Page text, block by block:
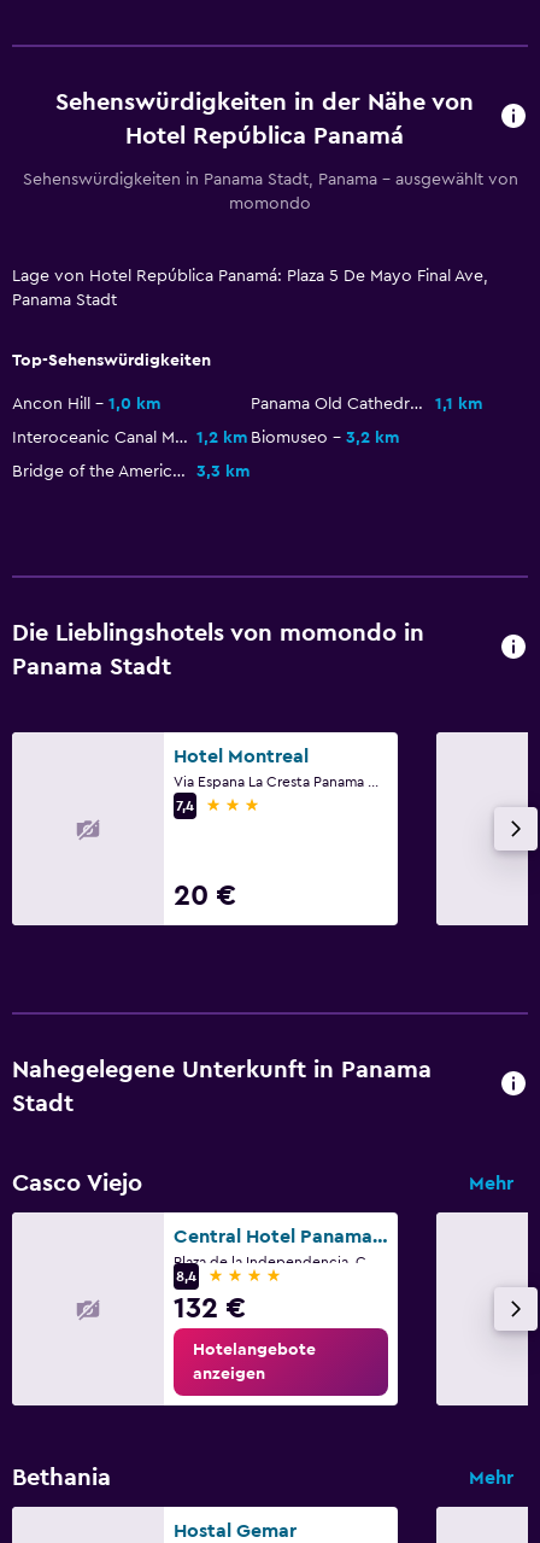
Tägliche Reinigung
Flughafen-Shuttle (gegen Aufpreis)
Bad
Toilettenpapier
Eigenes Badezimmer
Privatstrand
Wäschezimmer
Arbeitsbereich
Sehenswürdigkeiten in der Nähe von
Hotel República Panamá
Sehenswürdigkeiten in Panama Stadt, Panama – ausgewählt von
momondo
Lage von Hotel República Panamá: Plaza 5 De Mayo Final Ave,
Panama Stadt
Top-Sehenswürdigkeiten
Ancon Hill 1,0 km Panama Old Cathedral
1,1 km
Interoceanic Canal Museum 1,2 km Biomuseo
3,2 km
Bridge of the Americas
3,3 km
Die Lieblingshotels von momondo in
Panama Stadt
Hotel Montreal
7,4
3 Sterne
20 €
Nahegelegene Unterkunft in Panama
Stadt
Casco Viejo Mehr
Central Hotel Panama Casco Viejo
8,4
4 Sterne
132 €
Hotelangebote
anzeigen
Bethania Mehr
Hostal Gemar